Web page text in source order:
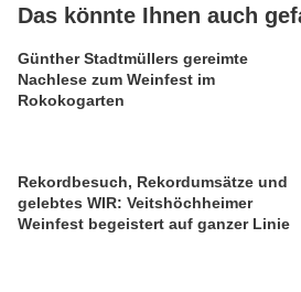
Das könnte Ihnen auch
Günther Stadtmüllers gereimte
Nachlese zum Weinfest im
Rokokogarten
Rekordbesuch, Rekordumsätze und
gelebtes WIR: Veitshöchheimer
Weinfest begeistert auf ganzer Linie